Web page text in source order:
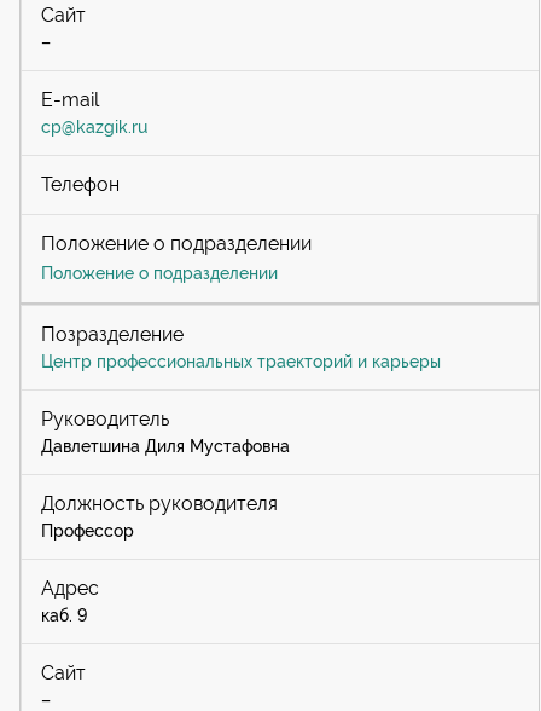
–
cp@kazgik.ru
Положение о подразделении
Центр профессиональных траекторий и карьеры
Давлетшина Диля Мустафовна
Профессор
каб. 9
–